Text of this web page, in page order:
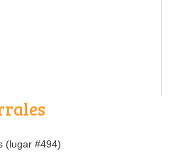
(lugar #494)